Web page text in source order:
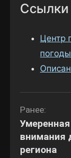
Ссылки
Центр
по
записям
Ранее:
внимания
региона